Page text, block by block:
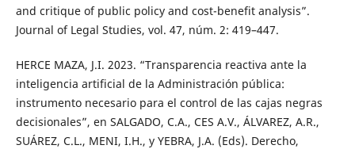
and critique of public policy and cost-benefit analysis”.
Journal of Legal Studies, vol. 47, núm. 2: 419–447.
HERCE MAZA, J.I. 2023. “Transparencia reactiva ante la
inteligencia artificial de la Administración pública:
instrumento necesario para el control de las cajas negras
decisionales”, en SALGADO, C.A., CES A.V., ÁLVAREZ, A.R.,
SUÁREZ, C.L., MENI, I.H., y YEBRA, J.A. (Eds). Derecho,